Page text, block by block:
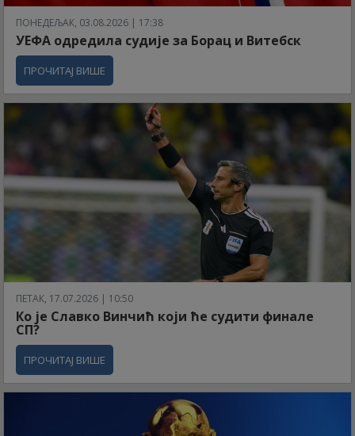
ПОНЕДЕЉАК, 03.08.2026 | 17:38
УЕФА одредила судије за Борац и Витебск
ПРОЧИТАЈ ВИШЕ
ПЕТАК, 17.07.2026 | 10:50
Ко је Славко Винчић који ће судити финале
СП?
ПРОЧИТАЈ ВИШЕ